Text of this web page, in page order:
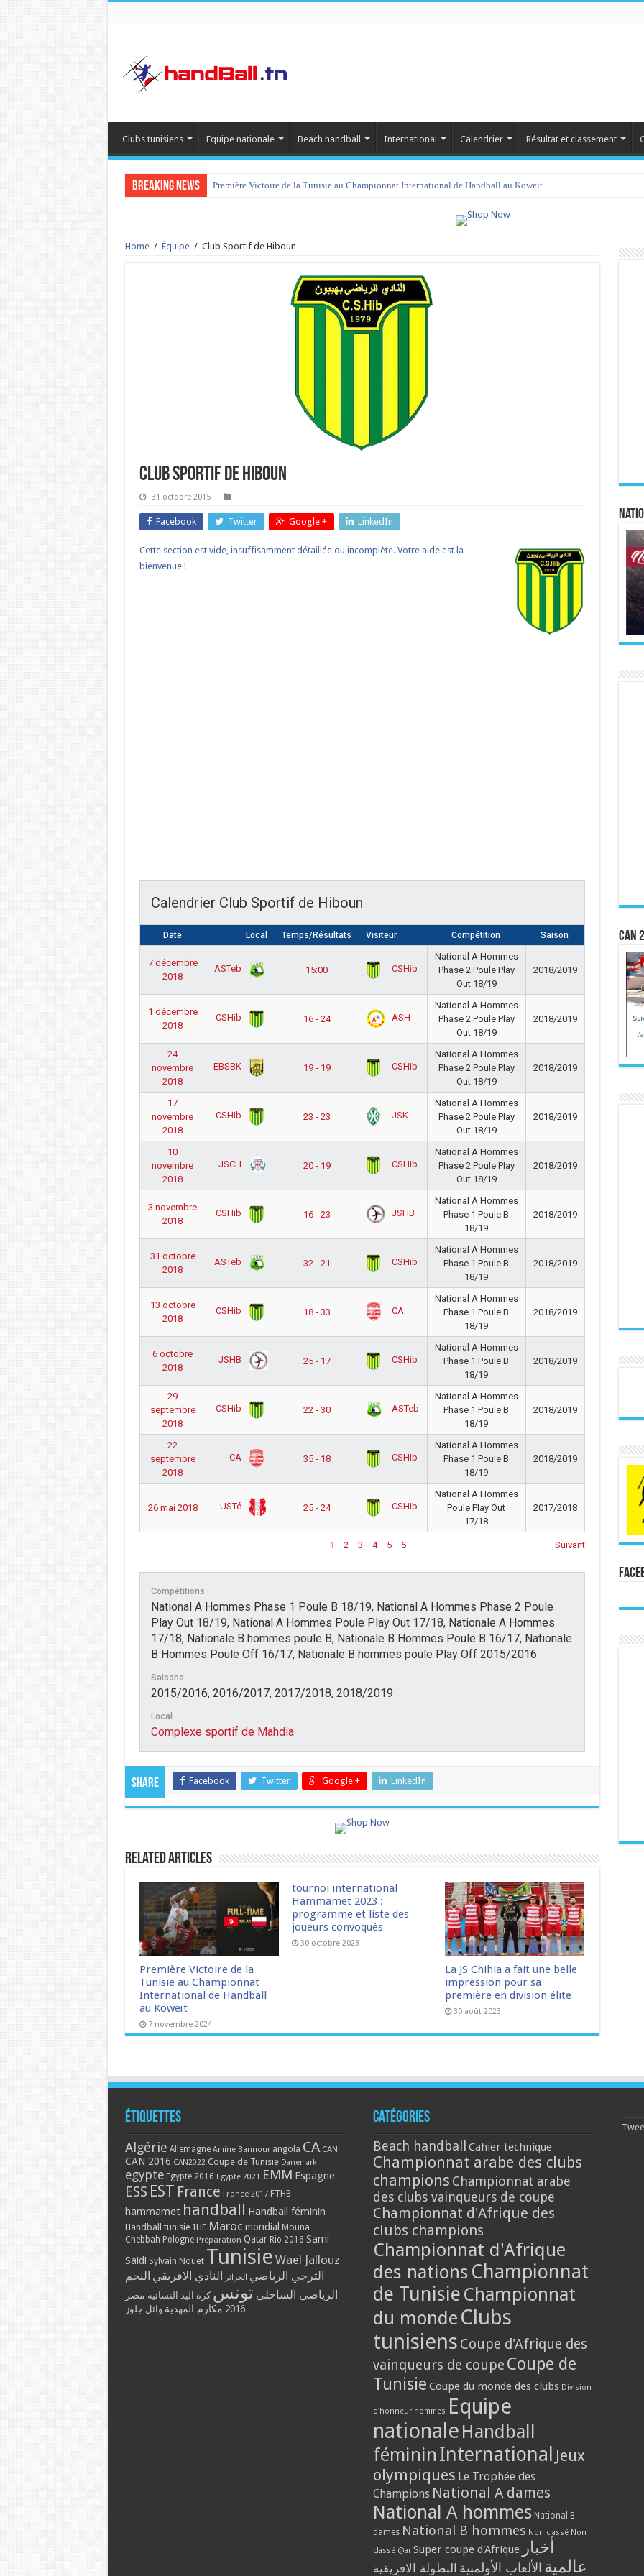
Clubs tunisiens Equipe nationale Beach handball International Calendrier Résultat et classement
Breaking News Première Victoire de la Tunisie au Championnat International de Handball au Koweït
Home / Équipe / Club Sportif de Hiboun
Club Sportif de Hiboun
31 octobre 2015
Facebook Twitter Google + LinkedIn
Cette section est vide, insuffisamment détaillée ou incomplète. Votre aide est la
bienvenue !
Calendrier Club Sportif de Hiboun
Date Local Temps/Résultats Visiteur Compétition Saison
7 décembre
2018
ASTeb 15:00 CSHib
National A Hommes
Phase 2 Poule Play
Out 18/19
2018/2019
1 décembre
2018
CSHib 16 - 24 ASH
National A Hommes
Phase 2 Poule Play
Out 18/19
2018/2019
24
novembre
2018
EBSBK 19 - 19 CSHib
National A Hommes
Phase 2 Poule Play
Out 18/19
2018/2019
17
novembre
2018
CSHib 23 - 23 JSK
National A Hommes
Phase 2 Poule Play
Out 18/19
2018/2019
10
novembre
2018
JSCH 20 - 19 CSHib
National A Hommes
Phase 2 Poule Play
Out 18/19
2018/2019
3 novembre
2018
CSHib 16 - 23 JSHB
National A Hommes
Phase 1 Poule B
18/19
2018/2019
31 octobre
2018
ASTeb 32 - 21 CSHib
National A Hommes
Phase 1 Poule B
18/19
2018/2019
13 octobre
2018
CSHib 18 - 33 CA
National A Hommes
Phase 1 Poule B
18/19
2018/2019
6 octobre
2018
JSHB 25 - 17 CSHib
National A Hommes
Phase 1 Poule B
18/19
2018/2019
29
septembre
2018
CSHib 22 - 30 ASTeb
National A Hommes
Phase 1 Poule B
18/19
2018/2019
22
septembre
2018
CA 35 - 18 CSHib
National A Hommes
Phase 1 Poule B
18/19
2018/2019
26 mai 2018 USTé 25 - 24 CSHib
National A Hommes
Poule Play Out
17/18
2017/2018
1 2 3 4 5 6 Suivant
Compétitions
National A Hommes Phase 1 Poule B 18/19, National A Hommes Phase 2 Poule
Play Out 18/19, National A Hommes Poule Play Out 17/18, Nationale A Hommes
17/18, Nationale B hommes poule B, Nationale B Hommes Poule B 16/17, Nationale
B Hommes Poule Off 16/17, Nationale B hommes poule Play Off 2015/2016
Saisons
2015/2016, 2016/2017, 2017/2018, 2018/2019
Local
Complexe sportif de Mahdia
Share Facebook Twitter Google + LinkedIn
Related Articles
Première Victoire de la
Tunisie au Championnat
International de Handball
au Koweït
7 novembre 2024
tournoi international
Hammamet 2023 :
programme et liste des
joueurs convoqués
30 octobre 2023
La JS Chihia a fait une belle
impression pour sa
première en division élite
30 août 2023
CAN
Étiquettes
Algérie Allemagne Amine Bannour angola CA CAN
CAN 2016 CAN2022 Coupe de Tunisie Danemark
egypte Egypte 2016 Egypte 2021 EMM Espagne
ESS EST France France 2017 FTHB
hammamet handball Handball féminin
Handball tunisie IHF Maroc mondial
Mouna
Chebbah Pologne Préparation Qatar Rio 2016 Sami
Saidi Sylvain Nouet Tunisie Wael Jallouz
الترجي الرياضي الجزائر النادي الافريقي النجم
الرياضي الساحلي تونس كرة اليد النسائية مصر
2016 مكارم المهدية وائل جلوز
Catégories
Beach handball Cahier technique
Championnat arabe des clubs
champions Championnat arabe
des clubs vainqueurs de coupe
Championnat d'Afrique des
clubs champions
Championnat d'Afrique
des nations Championnat
de Tunisie Championnat
du monde Clubs
tunisiens Coupe d'Afrique des
vainqueurs de coupe Coupe de
Tunisie Coupe du monde des clubs Division
d'honneur hommes Equipe
nationale Handball
féminin International Jeux
olympiques Le Trophée des
Champions National A dames
National A hommes National B
dames National B hommes Non classé Non
classé @ar Super coupe d'Afrique أخبار
عالمية الألعاب الأولمبية البطولة الافريقية